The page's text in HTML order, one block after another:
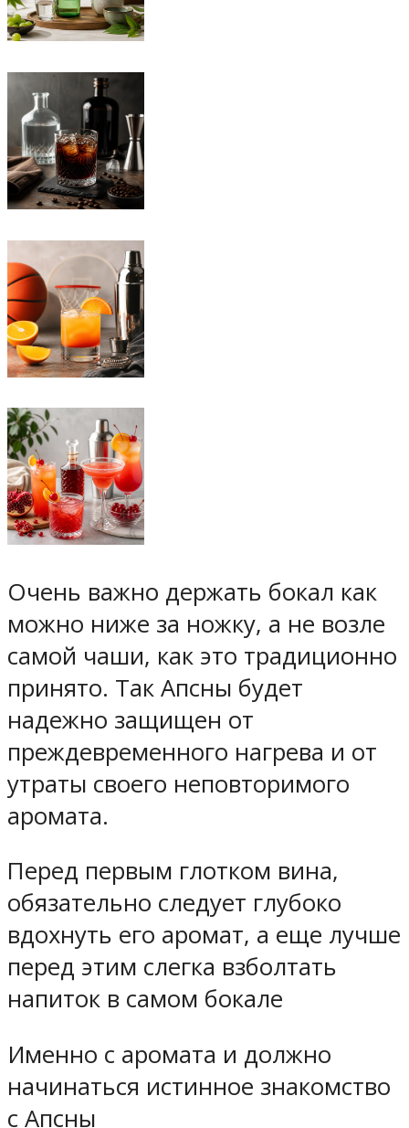
Очень важно держать бокал как
можно ниже за ножку, а не возле
самой чаши, как это традиционно
принято. Так Апсны будет
надежно защищен от
преждевременного нагрева и от
утраты своего неповторимого
аромата.
Перед первым глотком вина,
обязательно следует глубоко
вдохнуть его аромат, а еще лучше
перед этим слегка взболтать
напиток в самом бокале
Именно с аромата и должно
начинаться истинное знакомство
с Апсны